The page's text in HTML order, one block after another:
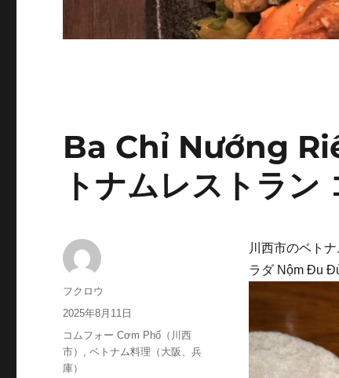
Ba Chỉ Nướng
トナムレストラン
川西市のベト
ラダ Nộm Đu
投
稿
フクロウ
投
日:
2025年8月11日
カ
テ
ゴ
コムフォー Cơm Phố（川西
市） ,ベトナム料理（大阪、兵
庫）